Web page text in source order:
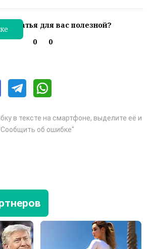
статья для вас полезной?
0
0
в тексте на смартфоне, выделите её и
об ошибке"